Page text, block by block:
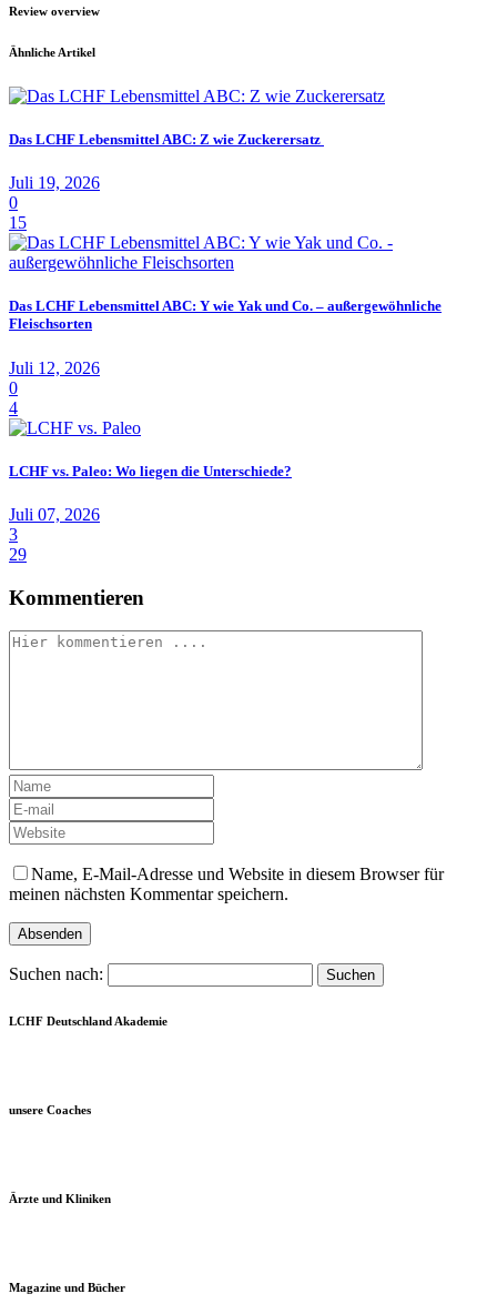
Review overview
Ähnliche Artikel
Das LCHF Lebensmittel ABC: Z wie Zuckerersatz
Juli 19, 2026
0
15
Das LCHF Lebensmittel ABC: Y wie Yak und Co. – außergewöhnliche
Fleischsorten
Juli 12, 2026
0
4
LCHF vs. Paleo: Wo liegen die Unterschiede?
Juli 07, 2026
3
29
Kommentieren
Name, E-Mail-Adresse und Website in diesem Browser für
meinen nächsten Kommentar speichern.
Suchen nach:
LCHF Deutschland Akademie
unsere Coaches
Ärzte und Kliniken
Magazine und Bücher